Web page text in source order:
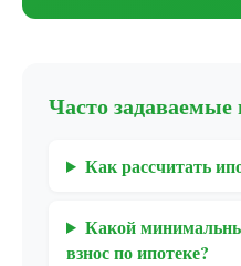
Часто
Как рассчитать
Какой
взнос по ипотеке?